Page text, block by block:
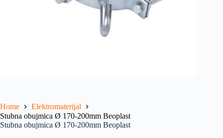
Home
Elektromaterijal
Stubna obujmica Ø 170-200mm Beoplast
Stubna obujmica Ø 170-200mm Beoplast